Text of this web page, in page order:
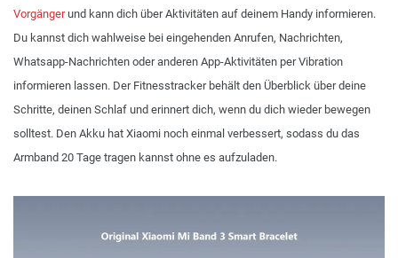
Vorgängerund kann dich über Aktivitäten auf deinem Handy informieren.
Du kannst dich wahlweise bei eingehenden Anrufen, Nachrichten,
Whatsapp-Nachrichten oder anderen App-Aktivitäten per Vibration
informieren lassen. Der Fitnesstracker behält den Überblick über deine
Schritte, deinen Schlaf und erinnert dich, wenn du dich wieder bewegen
solltest. Den Akku hat Xiaomi noch einmal verbessert, sodass du das
Armband 20 Tage tragen kannst ohne es aufzuladen.